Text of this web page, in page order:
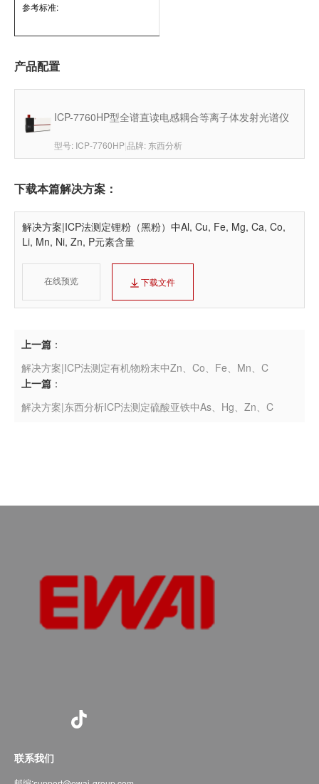
参考标准:
产品配置
ICP-7760HP型全谱直读电感耦合等离子体发射光谱仪
型号: ICP-7760HP|品牌: 东西分析
下载本篇解决方案：
解决方案|ICP法测定锂粉（黑粉）中Al, Cu, Fe, Mg, Ca, Co,
Li, Mn, Ni, Zn, P元素含量
在线预览 下载文件
上一篇 ：
解决方案|ICP法测定有机物粉末中Zn、Co、Fe、Mn、C
上一篇 ：
解决方案|东西分析ICP法测定硫酸亚铁中As、Hg、Zn、C
联系我们